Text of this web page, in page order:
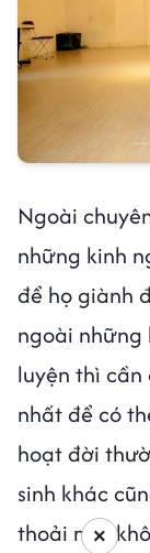
Ngoài
những kinh
để họ giành
ngoài
luyện thì
nhất để có
hoạt đời
sinh khác
thoải mái
×